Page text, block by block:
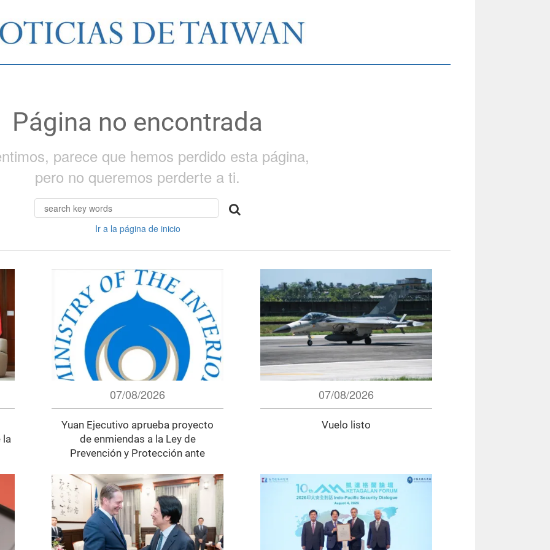
Página no encontrada
parece que hemos perdido esta página,
pero no queremos perderte a ti.
Ir a la página de inicio
la
07/08/2026
Yuan Ejecutivo aprueba proyecto
de enmiendas a la Ley de
Prevención y Protección ante
07/08/2026
Vuelo listo